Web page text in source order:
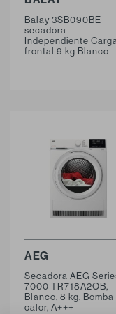
Balay 3SB090BE
secadora
Independiente
frontal 9 kg Blanco
AEG
Secadora AEG
7000 TR718A2OB,
Blanco, 8 kg, Bomba
calor, A+++